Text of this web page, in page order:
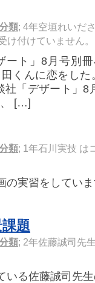
類; 4年空垣れいだ
け付けていません。
ート」8月号別
田くんに恋をし
社「デザート」8
、 […]
類; 1年石川実技 は
の実習をしてい
題
類; 2年佐藤誠司先
いる佐藤誠司先